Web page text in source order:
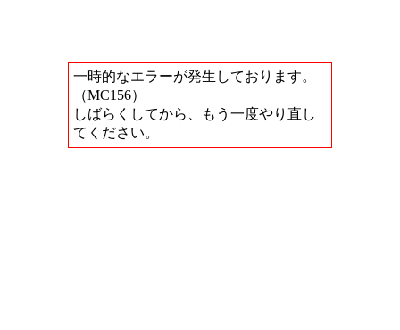
一時的なエラーが発生しております。
（MC156）
しばらくしてから、もう一度やり直し
てください。